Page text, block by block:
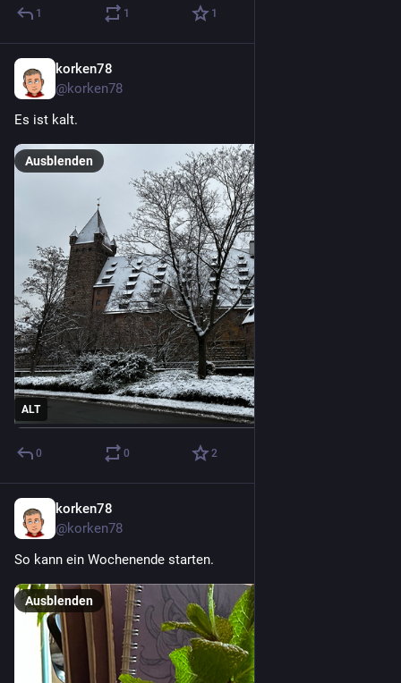
1 1 1
korken78
@korken78
Es ist kalt.
ALT
Ausblenden
0 0 2
korken78
@korken78
So kann ein Wochenende starten.
Ausblenden